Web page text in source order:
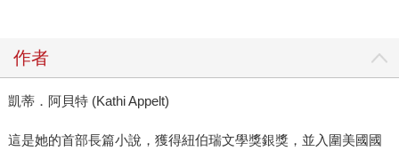
作者
凱蒂．阿貝特 (Kathi Appelt)
這是她的首部長篇小說，獲得紐伯瑞文學獎銀獎，並入圍美國國